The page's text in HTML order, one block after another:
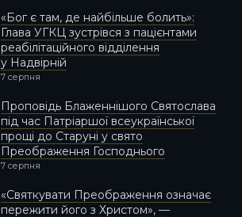
«Бог є там, де найбільше болить»:
Глава УГКЦ зустрівся з пацієнтами
реабілітаційного відділення
у Надвірній
7 серпня
Проповідь Блаженнішого Святослава
під час Патріаршої всеукраїнської
прощі до Старуні у свято
Преображення Господнього
7 серпня
«Святкувати Преображення означає
пережити його з Христом», —